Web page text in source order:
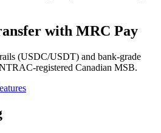
with MRC Pay
(USDC/USDT) and bank-grade
registered Canadian MSB.